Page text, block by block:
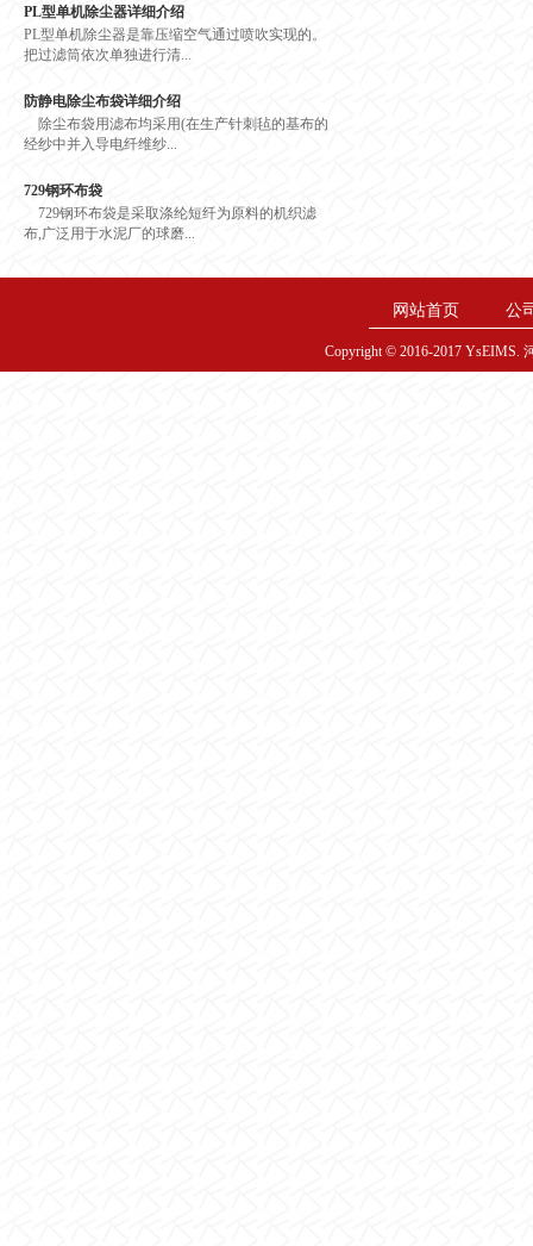
PL型单机除尘器详细介绍
PL型单机除尘器是靠压缩空气通过喷吹实现的。
把过滤筒依次单独进行清...
防静电除尘布袋详细介绍
除尘布袋用滤布均采用(在生产针刺毡的基布的
经纱中并入导电纤维纱...
729钢环布袋
729钢环布袋是采取涤纶短纤为原料的机织滤
布,广泛用于水泥厂的球磨...
网站首页 公
Copyright © 2016-2017